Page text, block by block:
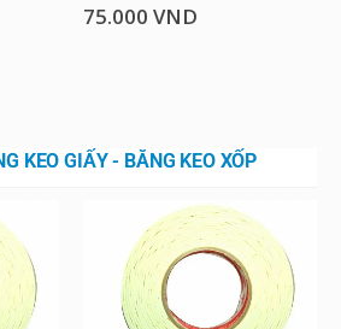
75.000 VND
KEO GIẤY - BĂNG KEO XỐP